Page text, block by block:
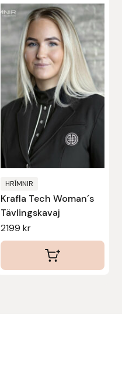
HRÍMNIR
Krafla Tech Woman´s
Tävlingskavaj
2199 kr
här
produkten
flera
varianter.
De
olika
alternativen
kan
väljas
på
produktsidan